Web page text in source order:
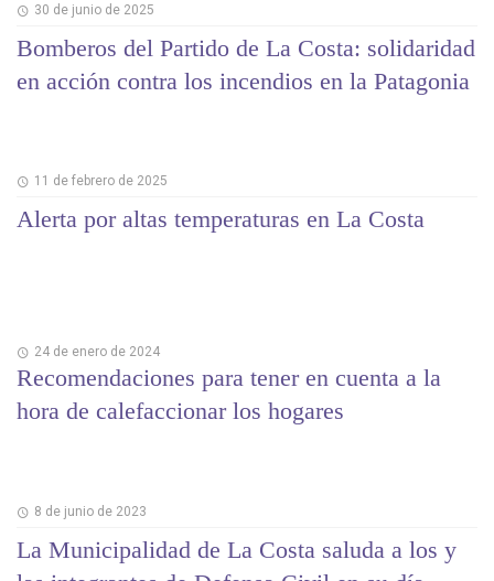
30 de junio de 2025
Bomberos del Partido de La Costa: solidaridad
en acción contra los incendios en la Patagonia
11 de febrero de 2025
Alerta por altas temperaturas en La Costa
24 de enero de 2024
Recomendaciones para tener en cuenta a la
hora de calefaccionar los hogares
8 de junio de 2023
La Municipalidad de La Costa saluda a los y